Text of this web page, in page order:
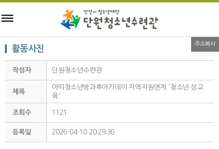
활동사진
주소복사
작성자 단원청소년수련관
제목
아띠청소년방과후아카데미 지역자원연계 '청소년 성교
육'
조회수 1121
등록일 2026-04-10 20:29:36